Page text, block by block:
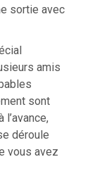
sortie avec
amis
sont
déroule
vous avez